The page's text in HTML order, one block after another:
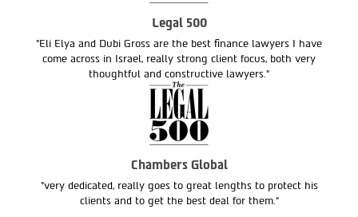
Legal 500
"Eli Elya and Dubi Gross are the best finance lawyers I have
come across in Israel, really strong client focus, both very
thoughtful and constructive lawyers."
Chambers Global
"very dedicated, really goes to great lengths to protect his
clients and to get the best deal for them."